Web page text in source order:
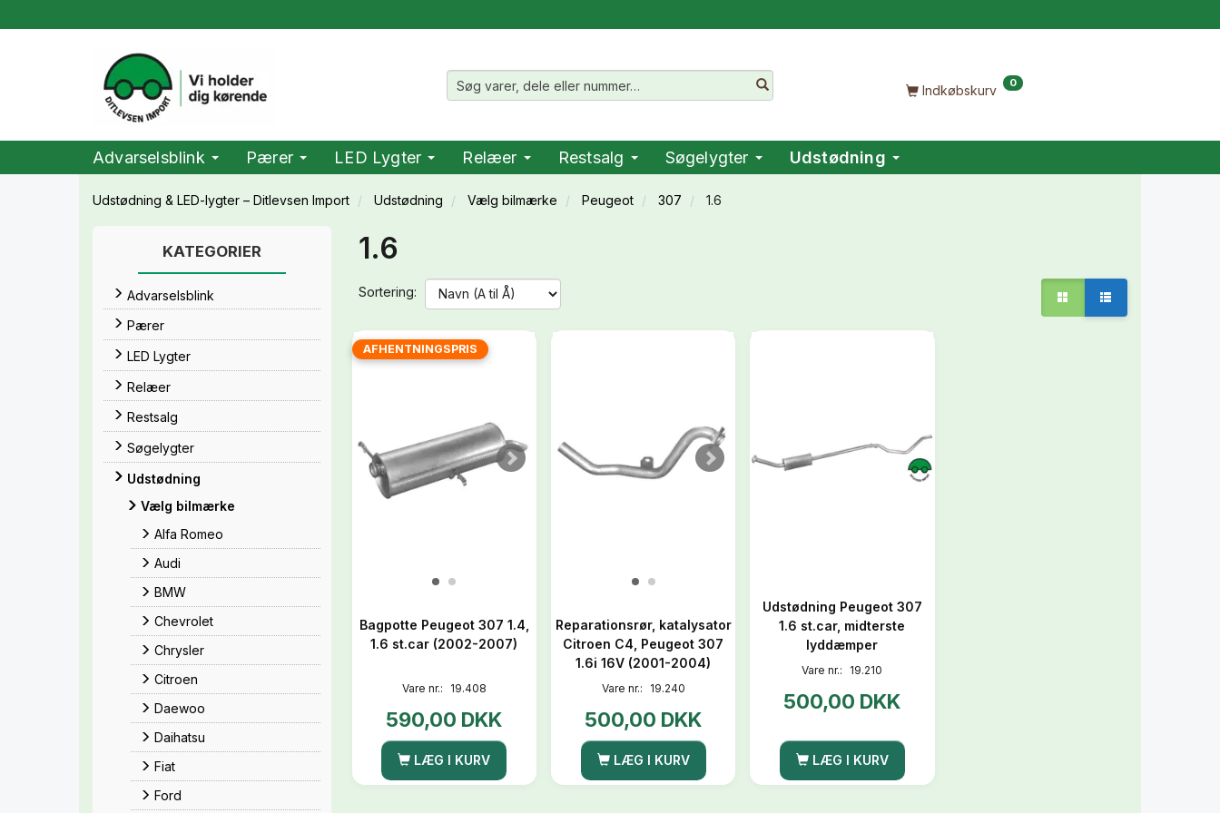
Indkøbskurv 0
Advarselsblink Pærer LED Lygter Relæer Restsalg Søgelygter Udstødning
Udstødning & LED-lygter – Ditlevsen Import Udstødning Vælg bilmærke Peugeot 307 1.6
KATEGORIER
Advarselsblink
Pærer
LED Lygter
Relæer
Restsalg
Søgelygter
Udstødning
Vælg bilmærke
Alfa Romeo
Audi
BMW
Chevrolet
Chrysler
Citroen
Daewoo
Daihatsu
Fiat
Ford
1.6
Sortering:
AFHENTNINGSPRIS
Bagpotte Peugeot 307 1.4,
1.6 st.car (2002-2007)
Vare nr.: 19.408
590,00 DKK
LÆG I KURV
Reparationsrør, katalysator
Citroen C4, Peugeot 307
1.6i 16V (2001-2004)
Vare nr.: 19.240
500,00 DKK
LÆG I KURV
Udstødning Peugeot 307
1.6 st.car, midterste
lyddæmper
Vare nr.: 19.210
500,00 DKK
LÆG I KURV